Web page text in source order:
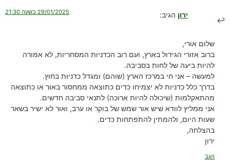
ירון הגיב: 29/01/2025 בשעה 21:30
שלום אורי,
ברוב אזורי הגידול בארץ, ועם רוב הכדניות המסחריות, לא אמורה
להיות ביעה של לחות בסביבה.
למעשה – אני חי במרכז הארץ (שוהם) ומגדל כדניות בחוץ.
בדרך כלל כדניות לא יצמיחו כדים כתוצאה ממחסור באור או כתוצאה
מהתאקלמות (שיכולה להיות ארוכה) לתנאי סביבה חדשים.
אני ממליץ לוודא שיש אור שמש של בוקר או ערב, ואור לא ישיר בשאר
שעות היום, ולהמתין להתפתחות כדים.
בהצלחה,
ירון
הגב